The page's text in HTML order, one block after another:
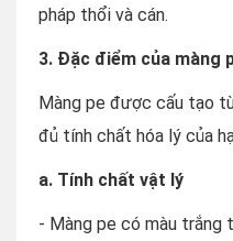
pháp thổi và cán.
3. Đặc điểm của màng
Màng pe được cấu tạo
đủ tính chất hóa lý của
a. Tính chất vật lý
- Màng pe có màu trắng